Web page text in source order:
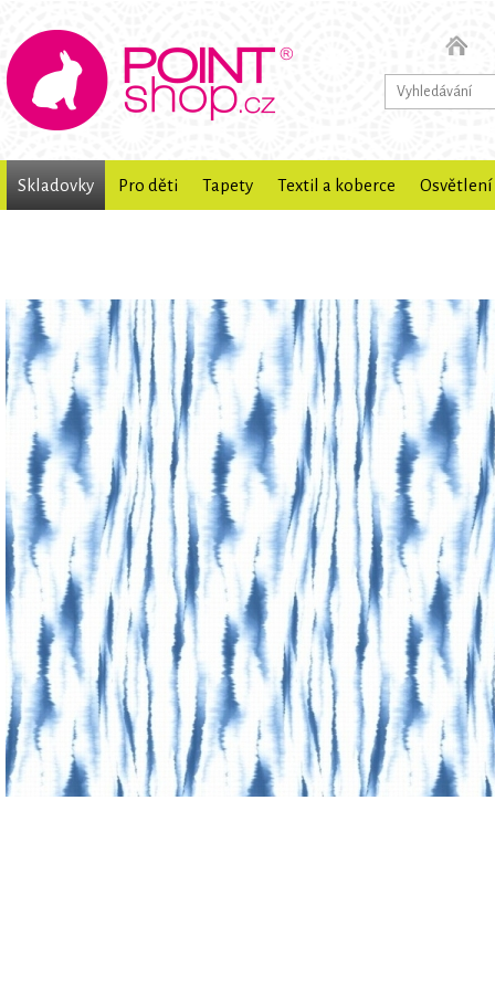
Skladovky Pro děti Tapety Textil a koberce Osvětlení